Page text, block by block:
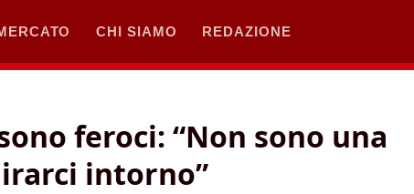
CHI SIAMO REDAZIONE
feroci: “Non sono una
intorno”